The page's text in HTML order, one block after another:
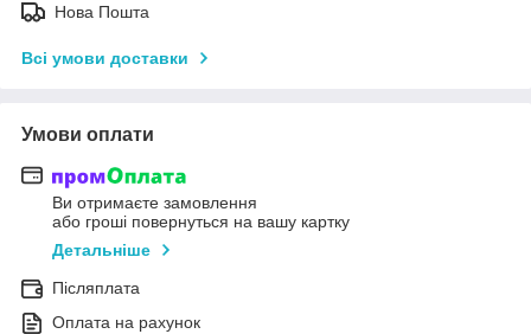
Нова Пошта
Всі умови доставки
Умови оплати
Ви отримаєте замовлення
або гроші повернуться на вашу картку
Детальніше
Післяплата
Оплата на рахунок